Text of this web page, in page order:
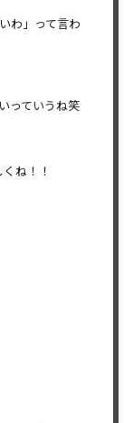
わ」って言わ
っていうね笑
ね！！